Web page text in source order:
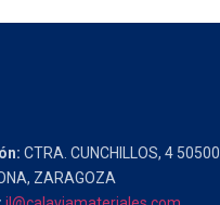
CTRA. CUNCHILLOS, 4 50500
ZARAGOZA